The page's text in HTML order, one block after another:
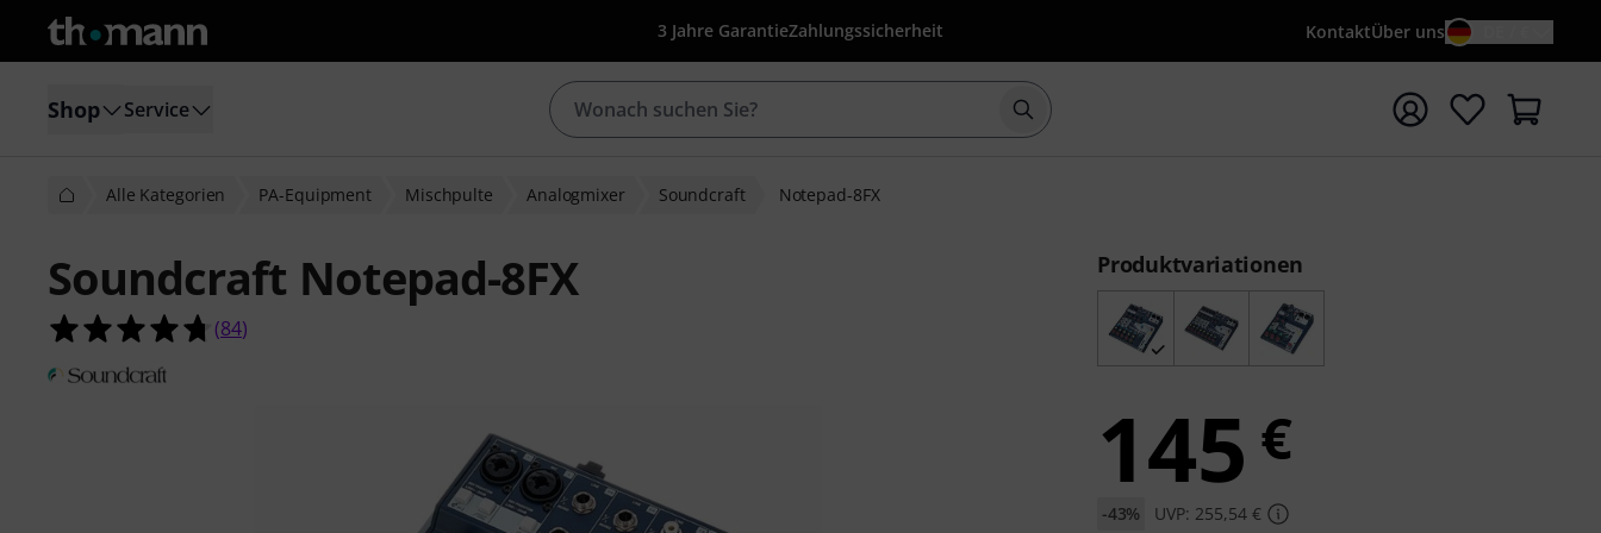
3 Jahre GarantieZahlungssicherheit KontaktÜber uns
Shop Service Suche mit Suchwort {searchTerm} starten
Alle Kategorien PA-Equipment Mischpulte Analogmixer Soundcraft Notepad-8FX
Soundcraft Notepad-8FX
4.7 von 5 Sternen aus 84 Kundenbewertungen
(84)
Produktvariationen
145 €
-43% UVP: 255,54 €